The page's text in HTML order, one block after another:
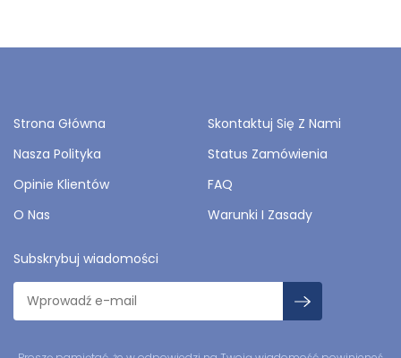
Strona Główna
Skontaktuj Się Z Nami
Nasza Polityka
Status Zamówienia
Opinie Klientów
FAQ
O Nas
Warunki I Zasady
Subskrybuj wiadomości